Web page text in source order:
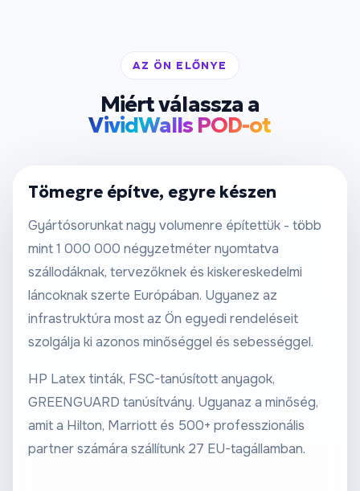
AZ ÖN ELŐNYE
Miért válassza a
VividWalls POD-ot
Tömegre építve, egyre készen
Gyártósorunkat nagy volumenre építettük - több
mint 1 000 000 négyzetméter nyomtatva
szállodáknak, tervezőknek és kiskereskedelmi
láncoknak szerte Európában. Ugyanez az
infrastruktúra most az Ön egyedi rendeléseit
szolgálja ki azonos minőséggel és sebességgel.
HP Latex tinták, FSC-tanúsított anyagok,
GREENGUARD tanúsítvány. Ugyanaz a minőség,
amit a Hilton, Marriott és 500+ professzionális
partner számára szállítunk 27 EU-tagállamban.